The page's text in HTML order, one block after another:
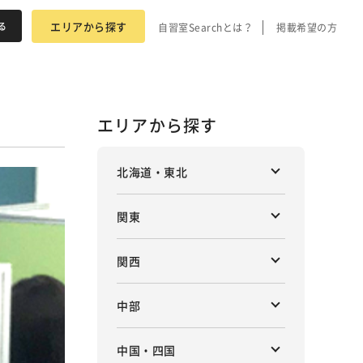
エリアから探す 自習室Searchとは？ 掲載希望の方
エリアから探す
北海道・東北
関東
関西
中部
中国・四国